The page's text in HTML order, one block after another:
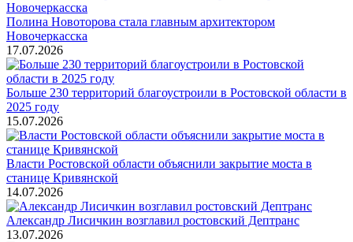
Полина Новоторова стала главным архитектором
Новочеркасска
17.07.2026
Больше 230 территорий благоустроили в Ростовской области в
2025 году
15.07.2026
Власти Ростовской области объяснили закрытие моста в
станице Кривянской
14.07.2026
Александр Лисичкин возглавил ростовский Дептранс
13.07.2026